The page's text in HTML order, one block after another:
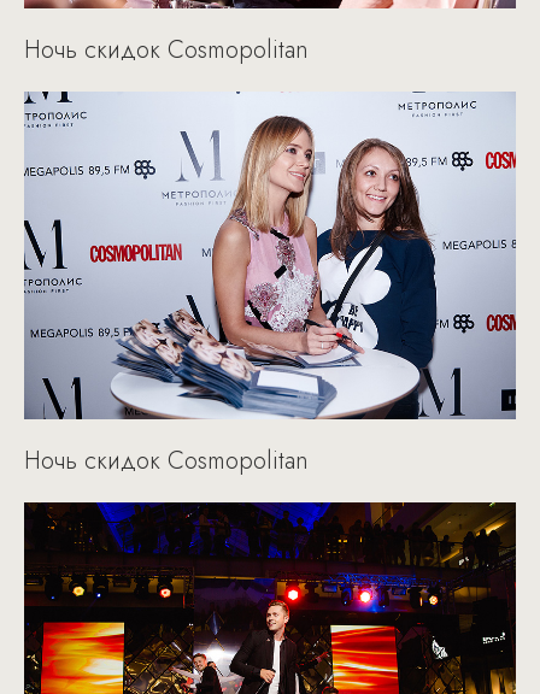
Ночь скидок Cosmopolitan
Ночь скидок Cosmopolitan